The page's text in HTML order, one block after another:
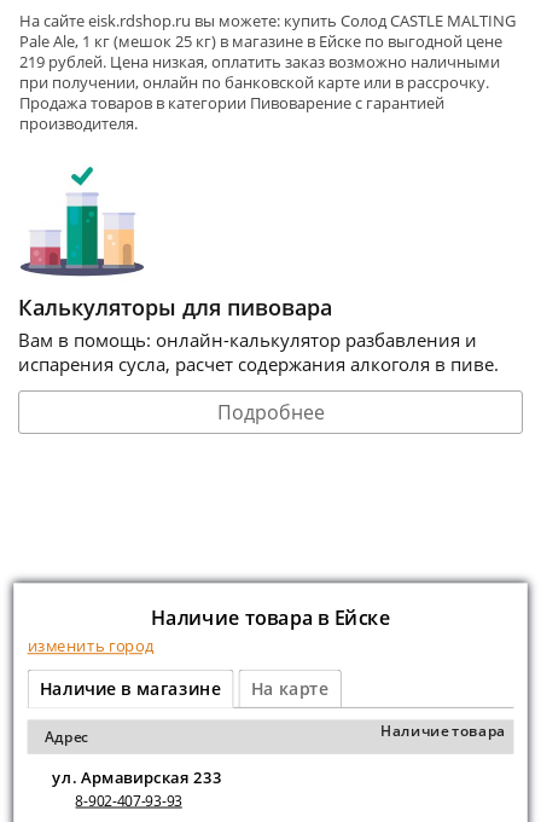
На сайтеeisk.rdshop.ru вы можете: купить Солод CASTLE MALTING
Pale Ale, 1 кг (мешок 25 кг) в магазине в Ейскe по выгодной цене
219 рублей. Цена низкая, оплатить заказ возможно наличными
при получении, онлайн по банковской карте или в рассрочку.
Продажа товаров в категории Пивоварениес гарантией
производителя.
Калькуляторы для пивовара
Вам в помощь: онлайн-калькулятор разбавления и
испарения сусла, расчет содержания алкоголя в пиве.
Подробнее
Наличие товара в Ейскe
изменить город
Наличие в магазине На карте
Адрес Наличие товара
ул. Армавирская 233
8-902-407-93-93